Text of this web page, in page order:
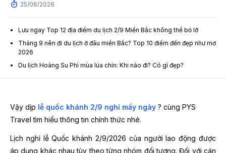
25/06/2026
Lưu ngay Top 12 địa điểm du lịch 2/9 Miền Bắc không thể bỏ lỡ
Tháng 9 nên đi du lịch ở đâu miền Bắc? Top 10 điểm đến đẹp như mơ
2026
Du lịch Hoàng Su Phì mùa lúa chín: Khi nào đi? Có gì đẹp?
Vậy dịp lễ quốc khánh 2/9 nghỉ mấy ngày ? cùng PYS
Travel tìm hiểu thông tin chính thức nhé.
Lịch nghỉ lễ Quốc khánh 2/9/2026 của người lao động được
áp dụng khác nhau tùy theo từng nhóm đối tượng. Đối với cán